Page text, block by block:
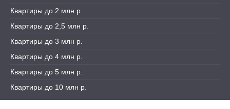
Квартиры до 2 млн р.
Квартиры до 2,5 млн р.
Квартиры до 3 млн р.
Квартиры до 4 млн р.
Квартиры до 5 млн р.
Квартиры до 10 млн р.